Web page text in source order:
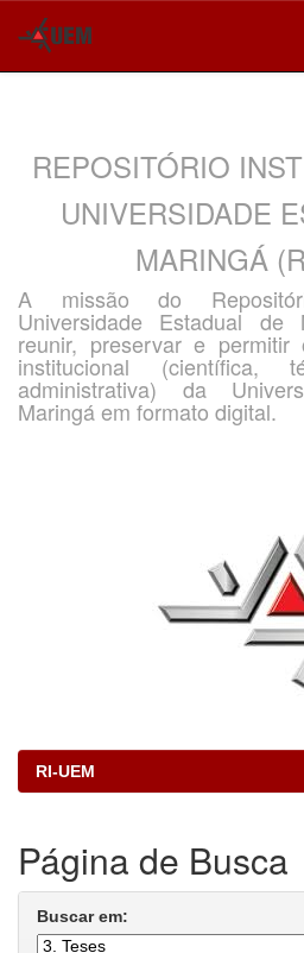
REPOSITÓRIO
UNIVERSIDADE
MARINGÁ
A missão do
Universidade Estadual de
reunir, preservar e
institucional (científica,
administrativa) da
Maringá em formato digital.
RI-UEM
Página de Busca
Buscar em: